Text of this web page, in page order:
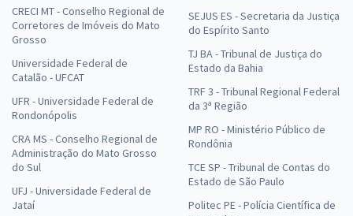
CRECI MT - Conselho Regional de
Corretores de Imóveis do Mato
Grosso
Universidade Federal de
Catalão - UFCAT
UFR - Universidade Federal de
Rondonópolis
CRA MS - Conselho Regional de
Administração do Mato Grosso
do Sul
UFJ - Universidade Federal de
Jataí
SEJUS ES - Secretaria da Justiça
do Espírito Santo
TJ BA - Tribunal de Justiça do
Estado da Bahia
TRF 3 - Tribunal Regional Federal
da 3ª Região
MP RO - Ministério Público de
Rondônia
TCE SP - Tribunal de Contas do
Estado de São Paulo
Politec PE - Polícia Científica de